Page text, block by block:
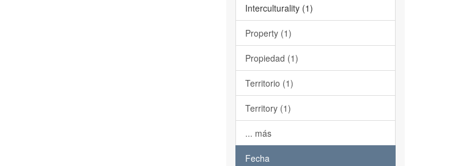
Interculturality (1)
Property (1)
Propiedad (1)
Territorio (1)
Territory (1)
... más
Fecha